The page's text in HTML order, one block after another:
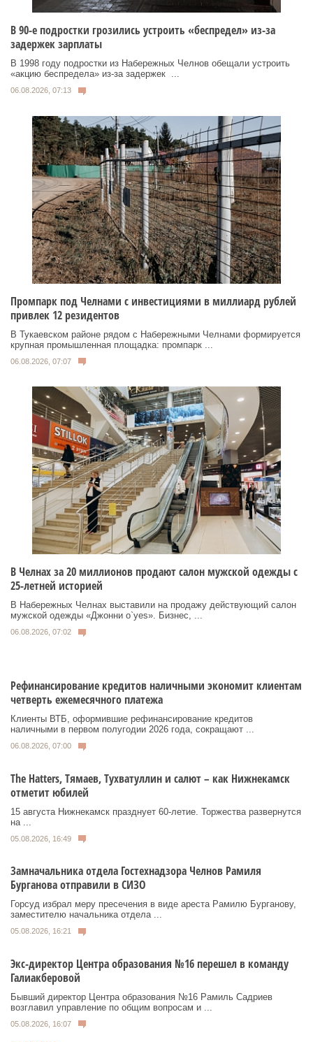
В 90-е подростки грозились устроить «беспредел» из-за
задержек зарплаты
В 1998 году подростки из Набережных Челнов обещали устроить
«акцию беспредела» из‑за задержек ...
06.08.2026, 07:13
Промпарк под Челнами с инвестициями в миллиард рублей
привлек 12 резидентов
В Тукаевском районе рядом с Набережными Челнами формируется
крупная промышленная площадка: промпарк ...
06.08.2026, 07:07
В Челнах за 20 миллионов продают салон мужской одежды с
25-летней историей
В Набережных Челнах выставили на продажу действующий салон
мужской одежды «Джонни о`yes». Бизнес, ...
06.08.2026, 07:02
Рефинансирование кредитов наличными экономит клиентам
четверть ежемесячного платежа
Клиенты ВТБ, оформившие рефинансирование кредитов
наличными в первом полугодии 2026 года, сокращают ...
06.08.2026, 07:00
Тhe Нatters, Тямаев, Тухватуллин и салют – как Нижнекамск
отметит юбилей
15 августа Нижнекамск празднует 60‑летие. Торжества развернутся
на ...
05.08.2026, 16:49
Замначальника отдела Гостехнадзора Челнов Рамиля
Бурганова отправили в СИЗО
Горсуд избрал меру пресечения в виде ареста Рамилю Бурганову,
заместителю начальника отдела ...
05.08.2026, 16:21
Экс-директор Центра образования №16 перешел в команду
Галиакберовой
Бывший директор Центра образования №16 Рамиль Садриев
возглавил управление по общим вопросам и ...
05.08.2026, 16:07